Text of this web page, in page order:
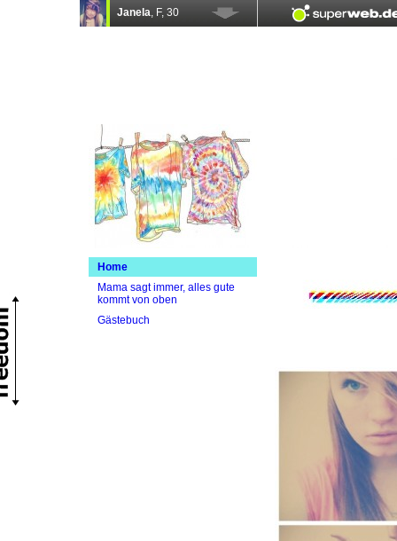
Home
Mama sagt immer, alles gute
kommt von oben
Gästebuch